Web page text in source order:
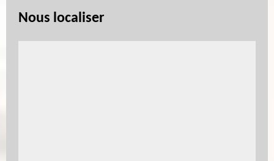
Nous localiser